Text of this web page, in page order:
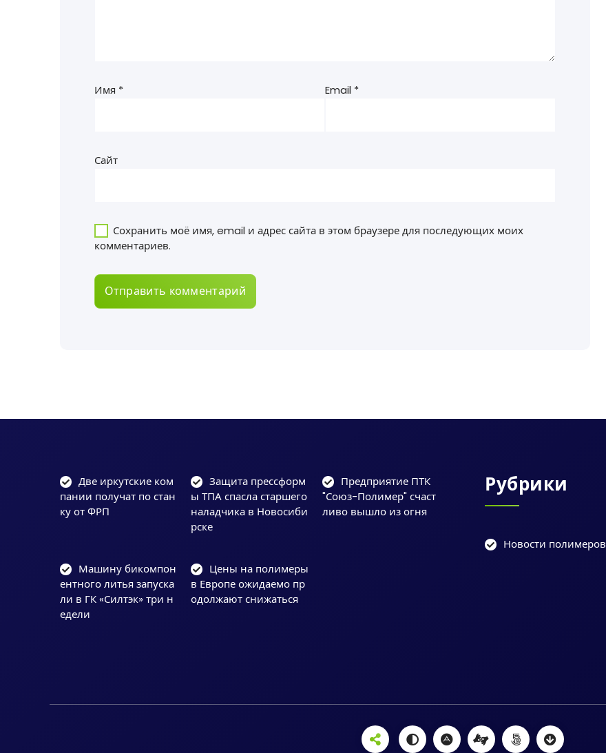
Имя * Email *
Сайт
Сохранить моё имя, email и адрес сайта в этом браузере для последующих моих
комментариев.
Две иркутские ком
пании получат по стан
ку от ФРП
Защита прессформ
ы ТПА спасла старшего
наладчика в Новосиби
рске
Предприятие ПТК
"Союз-Полимер" счаст
ливо вышло из огня
Машину бикомпон
ентного литья запуска
ли в ГК «Силтэк» три н
едели
Цены на полимеры
в Европе ожидаемо пр
одолжают снижаться
Рубрики
Новости полимеров